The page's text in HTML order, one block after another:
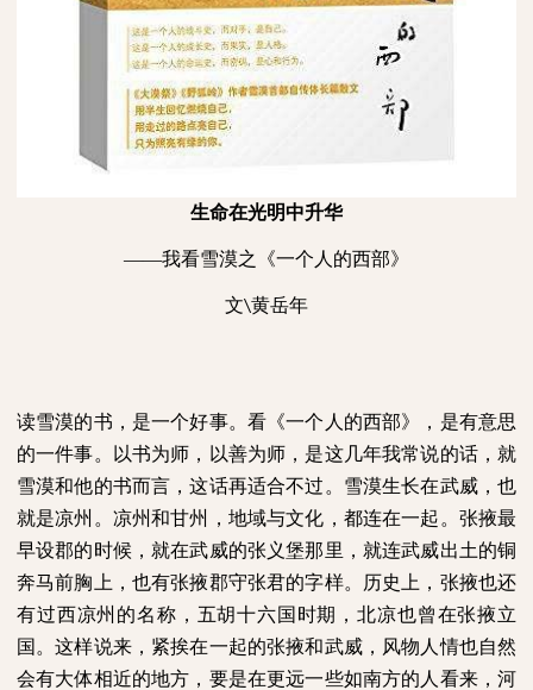
生命在光明中升华
——我看雪漠之《一个人的西部》
文\黄岳年
读雪漠的书，是一个好事。看《一个人的西部》，是有意思
的一件事。以书为师，以善为师，是这几年我常说的话，就
雪漠和他的书而言，这话再适合不过。雪漠生长在武威，也
就是凉州。凉州和甘州，地域与文化，都连在一起。张掖最
早设郡的时候，就在武威的张义堡那里，就连武威出土的铜
奔马前胸上，也有张掖郡守张君的字样。历史上，张掖也还
有过西凉州的名称，五胡十六国时期，北凉也曾在张掖立
国。这样说来，紧挨在一起的张掖和武威，风物人情也自然
会有大体相近的地方，要是在更远一些如南方的人看来，河